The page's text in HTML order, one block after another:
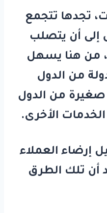
تجدها تتجمع
إلى أن يتصلب
من هنا يسهل
من الدول
صغيرة من الدول
الأخرى.
إرضاء العملاء
أن تلك الطرق